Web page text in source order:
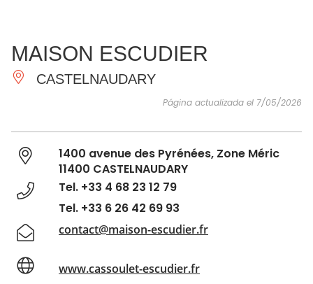
IMPRESCINDIBLES
HACER
INSPIRACIONES
MAISON ESCUDIER
CASTELNAUDARY
Página actualizada el 7/05/2026
1400 avenue des Pyrénées, Zone Méric
11400 CASTELNAUDARY
Tel. +33 4 68 23 12 79
Tel. +33 6 26 42 69 93
contact@maison-escudier.fr
www.cassoulet-escudier.fr